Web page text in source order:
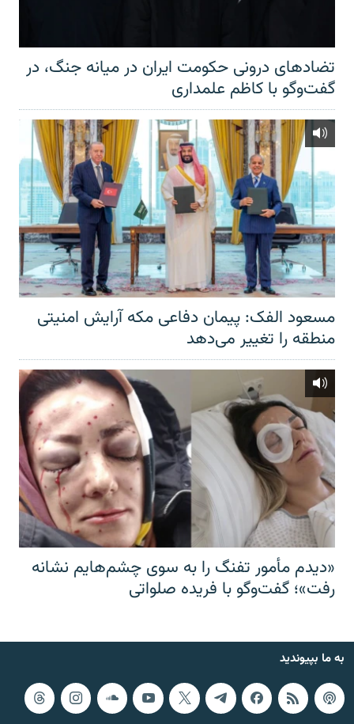
تضادهای درونی حکومت ایران در میانه جنگ، در
گفت‌‌وگو با کاظم علمداری
مسعود الفک: پیمان دفاعی مکه آرایش امنیتی
منطقه را تغییر می‌دهد
«دیدم مأمور تفنگ را به سوی چشم‌هایم نشانه
رفت»؛ گفت‌و‌گو با فریده صلواتی
به ما بپیوندید